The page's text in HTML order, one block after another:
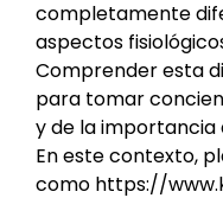
completamente
aspectos
Comprender esta
para tomar
y de la importancia
En este contexto,
como https://